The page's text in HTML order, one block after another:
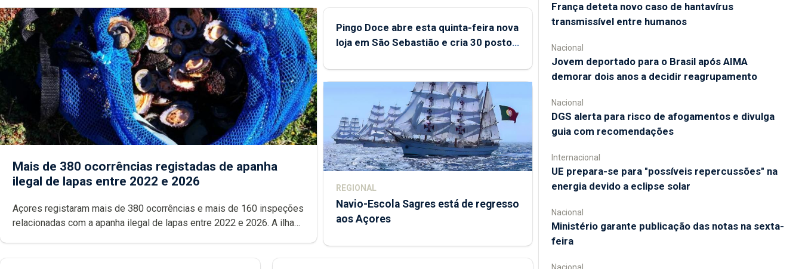
Mais de 380 ocorrências registadas de apanha
ilegal de lapas entre 2022 e 2026
Açores registaram mais de 380 ocorrências e mais de 160 inspeções
relacionadas com a apanha ilegal de lapas entre 2022 e 2026. A ilha
Pingo Doce abre esta quinta-feira nova
loja em São Sebastião e cria 30 postos
REGIONAL
Navio-Escola Sagres está de regresso
aos Açores
França deteta novo caso de hantavírus
transmissível entre humanos
Nacional
Jovem deportado para o Brasil após AIMA
demorar dois anos a decidir reagrupamento
Nacional
DGS alerta para risco de afogamentos e divulga
guia com recomendações
Internacional
UE prepara-se para "possíveis repercussões" na
energia devido a eclipse solar
Nacional
Ministério garante publicação das notas na sexta-
feira